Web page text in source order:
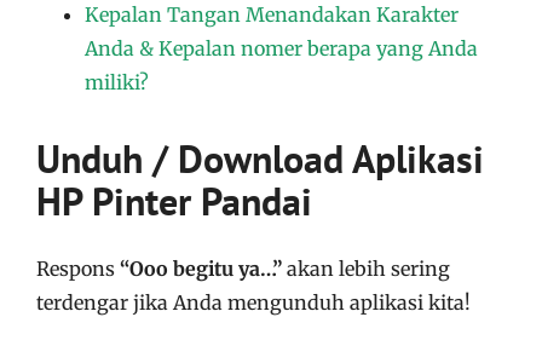
Kepalan Tangan Menandakan Karakter
Anda & Kepalan nomer berapa yang Anda
miliki?
Unduh / Download Aplikasi
HP Pinter Pandai
Respons “Ooo begitu ya…” akan lebih sering
terdengar jika Anda mengunduh aplikasi kita!